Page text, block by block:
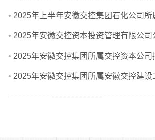
• 2025年上半年安徽交控集团石化公司
• 2025年安徽交控资本投资管理有限公司
• 2025年安徽交控集团所属交控资本公
• 2025年安徽交控集团所属安徽交控建